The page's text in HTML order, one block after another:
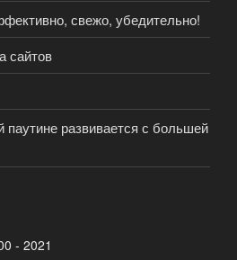
свежо, убедительно!
сайтов
развивается с большей
- 2021